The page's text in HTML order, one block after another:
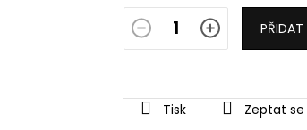
Tisk Zeptat se